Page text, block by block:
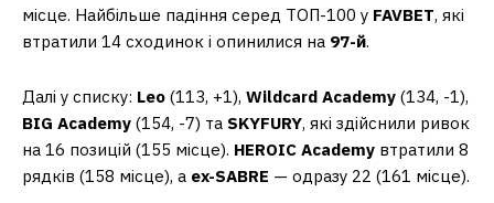
місце. Найбільше падіння серед ТОП-100 у FAVBET, які
втратили 14 сходинок і опинилися на 97-й.
Далі у списку: Leo (113, +1), Wildcard Academy (134, -1),
BIG Academy (154, -7) та SKYFURY, які здійснили ривок
на 16 позицій (155 місце). HEROIC Academy втратили 8
рядків (158 місце), а ex-SABRE — одразу 22 (161 місце).